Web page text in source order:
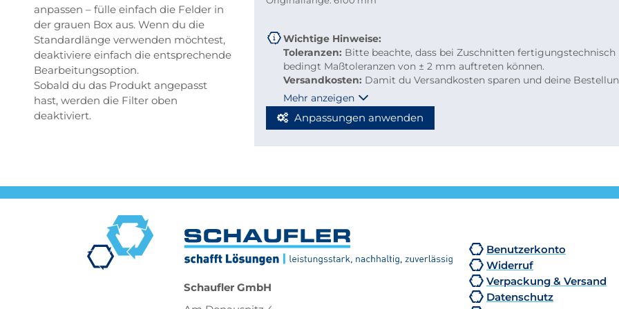
anpassen – fülle einfach die Felder in
der grauen Box aus. Wenn du die
Standardlänge verwenden möchtest,
deaktiviere einfach die entsprechende
Bearbeitungsoption.
Sobald du das Produkt angepasst
hast, werden die Filter oben
deaktiviert.
Wichtige Hinweise:
Toleranzen: Bitte beachte, dass bei Zuschnitten fertigungstechnisch
bedingt Maßtoleranzen von ± 2 mm auftreten können.
Versandkosten: Damit du Versandkosten sparen und deine
bequem per Paketdienst geliefert werden kann, beachte bitte folgende
Richtlinien für Kleinmengen-Zuschnitte
Stabmaterial: maximal 2.000 mm Länge
Berechnung: 2 × Breite + 1 × längste Seite (max. 2.000 mm)
Mehr anzeigen
Anpassungen anwenden
Schaufler GmbH
Benutzerkonto
Widerruf
Verpackung & Versand
Datenschutz